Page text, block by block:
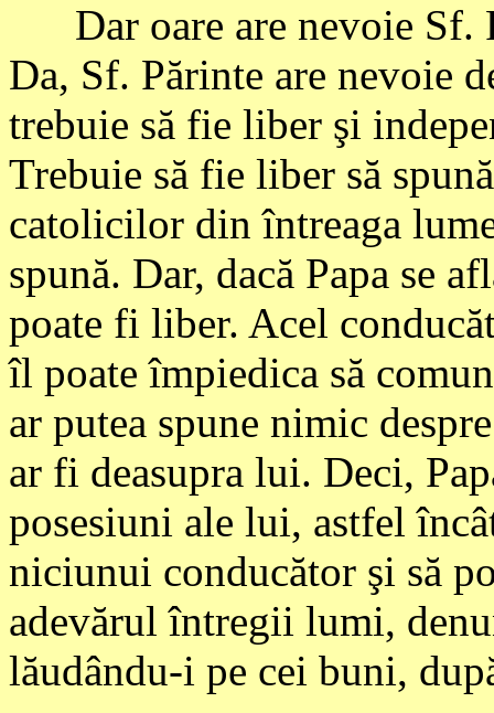
Dar oare are nevoie Sf.
Da, Sf. Părinte are nevoie
trebuie să fie liber şi
Trebuie să fie liber să
catolicilor din întreaga
spună. Dar, dacă Papa se
poate fi liber. Acel
îl poate împiedica să
ar putea spune nimic
ar fi deasupra lui. Deci,
posesiuni ale lui, astfel
niciunui conducător şi să
adevărul întregii lumi,
lăudându-i pe cei buni,